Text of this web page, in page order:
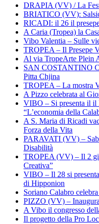
DRAPIA (VV) / La
BRIATICO (VV):
RICADI: il 26 il
A Caria (Tropea) la
Vibo Valentia – Sulle
TROPEA – Il Presepe
Al via TropeArte Plein
SAN COSTANTINO
Pitta Chjina
TROPEA – La mostra
A Pizzo celebrata al
VIBO – Si presenta il il
“L’economia della
A S. Maria di Ricadi
Forza della Vita
PARAVATI (VV) –
Disabilità
TROPEA (VV) – Il 2
Creativa”
VIBO – Il 28 si
di Hipponion
Soriano Calabro
PIZZO (VV) –
A Vibo il congresso
Il progetto della Pro